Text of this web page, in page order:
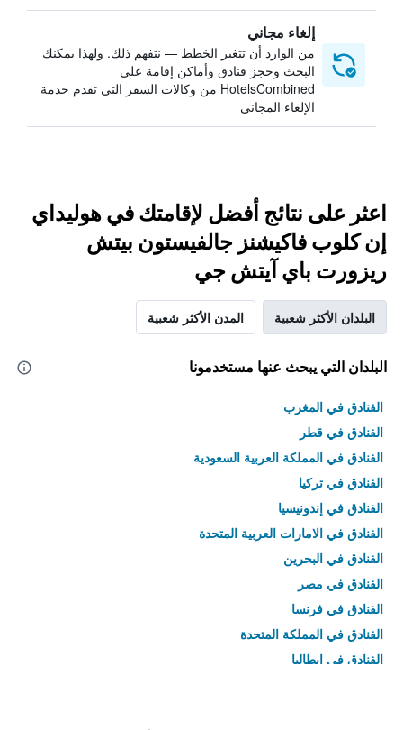
إلغاء مجاني
من الوارد أن تتغير الخطط — نتفهم ذلك. ولهذا يمكنك
البحث وحجز فنادق وأماكن إقامة على
HotelsCombined من وكالات السفر التي تقدم خدمة
الإلغاء المجاني
اعثر على نتائج أفضل لإقامتك في هوليداي
إن كلوب فاكيشنز جالفيستون بيتش
ريزورت باي آيتش جي
البلدان الأكثر شعبية المدن الأكثر شعبية
البلدان التي يبحث عنها مستخدمونا
الفنادق في المغرب
الفنادق في قطر
الفنادق في المملكة العربية السعودية
الفنادق في تركيا
الفنادق في إندونيسيا
الفنادق في الامارات العربية المتحدة
الفنادق في البحرين
الفنادق في مصر
الفنادق في فرنسا
الفنادق في المملكة المتحدة
الفنادق في إيطاليا